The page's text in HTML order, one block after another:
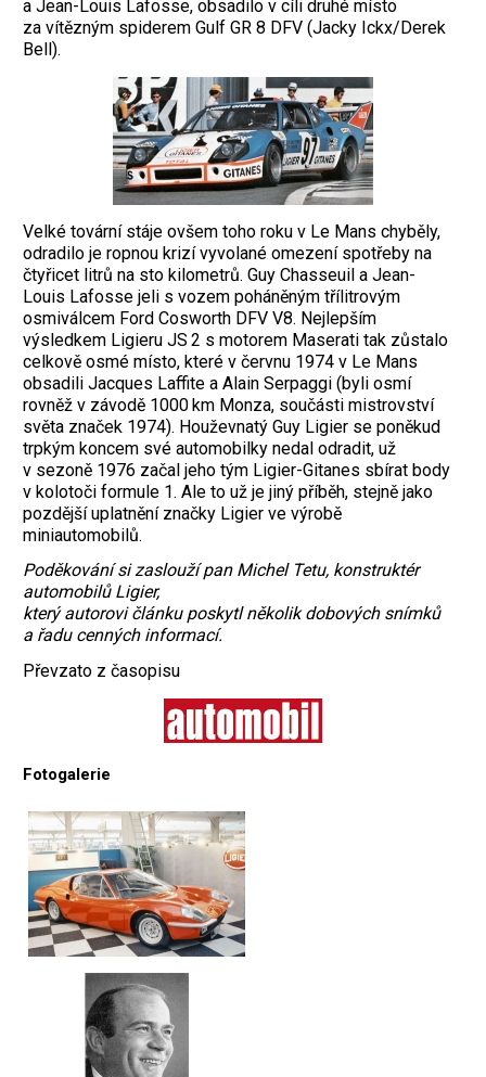
a Jean-Louis Lafosse, obsadilo v cíli druhé místo
za vítězným spiderem Gulf GR 8 DFV (Jacky Ickx/­Derek
Bell).
Velké tovární stáje ovšem toho roku v Le Mans ­chyběly,
odradilo je ropnou krizí vyvolané omezení spotřeby na
čtyřicet litrů na sto kilometrů. Guy Chasseuil a Jean-
Louis ­Lafosse jeli s vozem poháněným třílitrovým
osmiválcem Ford Cosworth DFV V8. Nej­lepším
výsledkem Ligieru JS 2 s motorem Maserati tak zůstalo
celkově osmé místo, které v červnu 1974 v Le Mans
obsadili ­Jacques Laffite a Alain Serpaggi (byli osmí
rovněž v závodě 1000 km Monza, součásti mistrovství
světa značek 1974). Houževnatý Guy Ligier se poněkud
trpkým koncem své automobilky nedal odradit, už
v sezoně 1976 začal jeho tým Ligier-Gitanes sbírat body
v kolotoči formule 1. Ale to už je jiný příběh, stejně jako
pozdější uplatnění značky Ligier ve výrobě
miniautomobilů.
Poděkování si zaslouží pan Michel Tetu, konstruktér
automobilů Ligier,
který autorovi článku poskytl několik dobových snímků
a řadu cenných informací.
Převzato z časopisu
Fotogalerie